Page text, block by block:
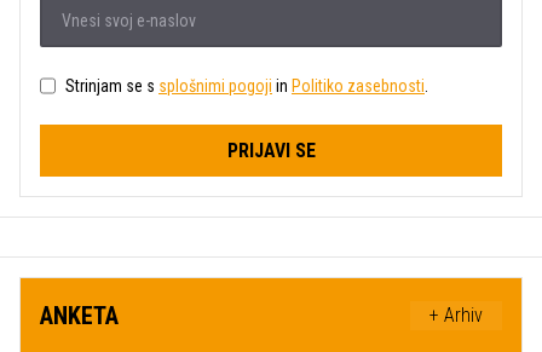
Strinjam se s splošnimi pogoji in Politiko zasebnosti
PRIJAVI SE
ANKETA + Arhiv